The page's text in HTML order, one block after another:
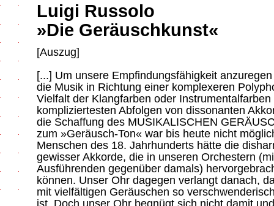
Luigi Russolo
»Die Geräuschkunst«
[Auszug]
[...] Um unsere Empfindungsfähigkeit
die Musik in Richtung einer komplexeren
Vielfalt der Klangfarben oder
kompliziertesten Abfolgen von dissonanten
die Schaffung des MUSIKALISCHEN
zum »Geräusch-Ton« war bis heute nicht
Menschen des 18. Jahrhunderts hätte die
gewisser Akkorde, die in unseren Orchestern
Ausführenden gegenüber damals)
können. Unser Ohr dagegen verlangt danach,
mit vielfältigen Geräuschen so
ist. Doch unser Ohr begnügt sich nicht damit